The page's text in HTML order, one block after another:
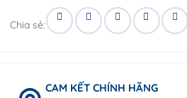
Chia sẻ:
CAM KẾT CHÍNH HÃNG